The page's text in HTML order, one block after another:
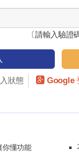
〔請輸入驗證
狀態 Google
你懂功能